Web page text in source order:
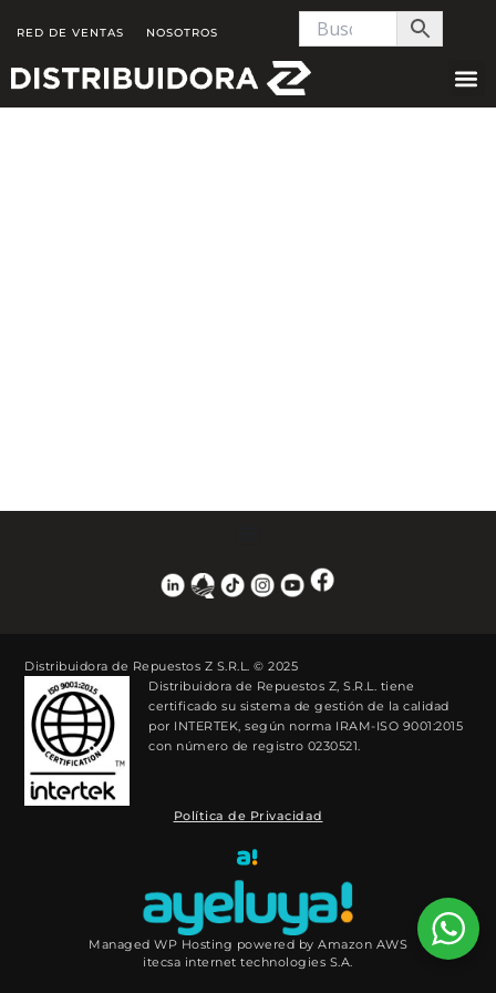
content
RED DE VENTAS NOSOTROS
Distribuidora de Repuestos Z S.R.L. © 2025
Distribuidora de Repuestos Z, S.R.L. tiene
certificado su sistema de gestión de la calidad
por INTERTEK, según norma IRAM-ISO 9001:2015
con número de registro 0230521.
Política de Privacidad
Managed WP Hosting powered by Amazon AWS
itecsa internet technologies S.A.